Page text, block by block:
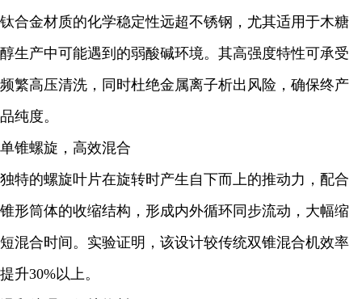
钛合金材质的化学稳定性远超不锈钢，尤其适用于木糖
醇生产中可能遇到的弱酸碱环境。其高强度特性可承受
频繁高压清洗，同时杜绝金属离子析出风险，确保终产
品纯度。
单锥螺旋，高效混合
独特的螺旋叶片在旋转时产生自下而上的推动力，配合
锥形筒体的收缩结构，形成内外循环同步流动，大幅缩
短混合时间。实验证明，该设计较传统双锥混合机效率
提升30%以上。